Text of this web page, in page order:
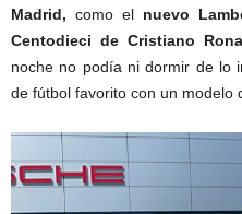
Madrid, como el nuevo
Centodieci de Cristiano
noche no podía ni dormir de lo
de fútbol favorito con un modelo